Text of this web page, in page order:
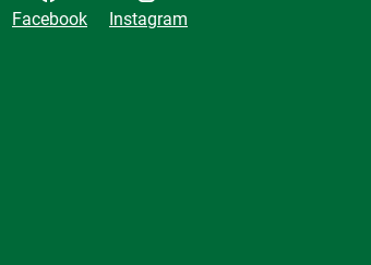
Facebook Instagram